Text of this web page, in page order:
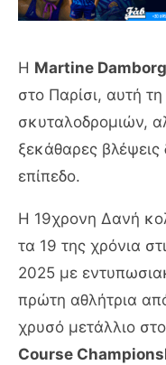
Η Martine Damborg
στο Παρίσι, αυτή
σκυταλοδρομιών,
ξεκάθαρες βλέψεις
επίπεδο.
Η 19χρονη Δανή
τα 19 της χρόνια
2025 με
πρώτη αθλήτρια
χρυσό μετάλλιο στο
Course